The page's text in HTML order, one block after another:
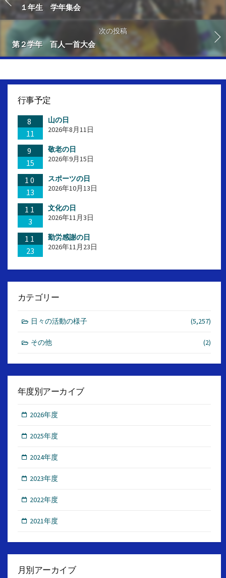
１年生 学年集会
次の投稿
第２学年 百人一首大会
行事予定
8
11
山の日
2026年8月11日
9
15
敬老の日
2026年9月15日
10
13
スポーツの日
2026年10月13日
11
3
文化の日
2026年11月3日
11
23
勤労感謝の日
2026年11月23日
カテゴリー
日々の活動の様子 (5,257)
その他 (2)
年度別アーカイブ
2026年度
2025年度
2024年度
2023年度
2022年度
2021年度
月別アーカイブ